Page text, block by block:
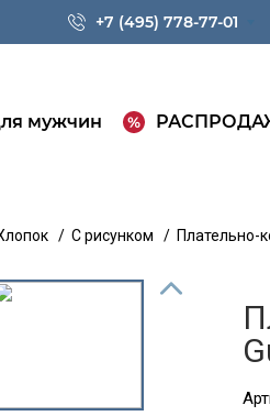
+7 (495) 778-77-01
мужчин
/ С рисунком / Плательно-